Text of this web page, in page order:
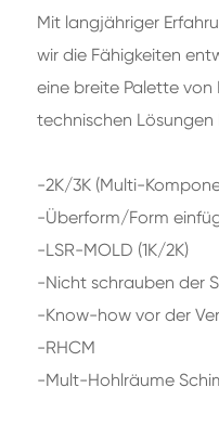
Mit langjähriger
wir die Fähigkeiten
eine breite Palette
technischen Lösungen
-2K/3K (Multi-
-Überform/Form
-LSR-MOLD (1K/2K)
-Nicht schrauben der
-Know-how vor der
-RHCM
-Mult-Hohlräume